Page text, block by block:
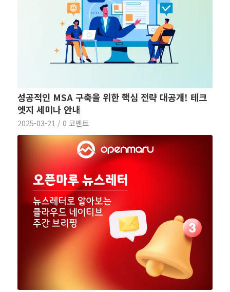
성공적인 MSA 구축을 위한 핵심 전략 대공개! 테크
엣지 세미나 안내
2025-03-21 / 0 코멘트